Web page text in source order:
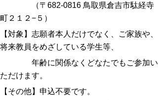
（〒682-0816 鳥取県倉吉市駄経寺
町２１２−５）
【対象】志願者本人だけでなく、ご家族や、
将来教員をめざしている学生等、
年齢に関係なくどなたでもご参加い
ただけます。
【その他】申込不要です。